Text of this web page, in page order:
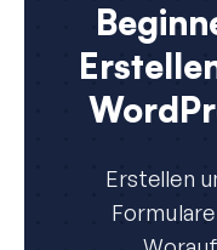
Erstellen